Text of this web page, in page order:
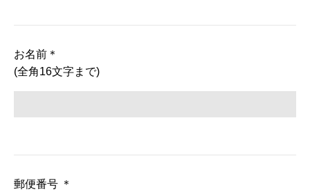
お名前 ＊
(全角16文字まで)
郵便番号 ＊